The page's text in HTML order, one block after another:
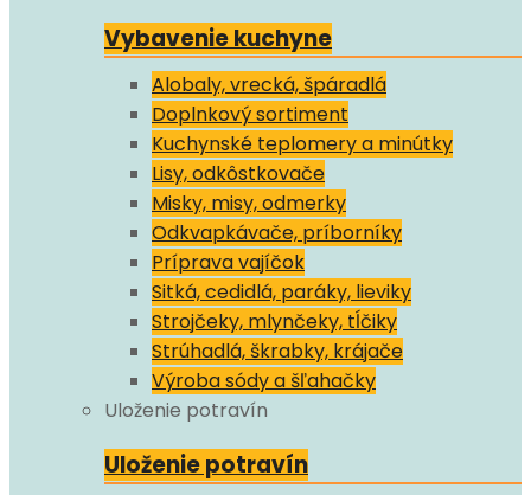
Vybavenie kuchyne
Alobaly, vrecká, špáradlá
Doplnkový sortiment
Kuchynské teplomery a minútky
Lisy, odkôstkovače
Misky, misy, odmerky
Odkvapkávače, príborníky
Príprava vajíčok
Sitká, cedidlá, paráky, lieviky
Strojčeky, mlynčeky, tĺčiky
Strúhadlá, škrabky, krájače
Výroba sódy a šľahačky
Uloženie potravín
Uloženie potravín